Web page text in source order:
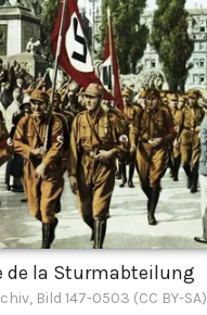
de la Sturmabteilung
Bild 147-0503 (CC BY-SA)